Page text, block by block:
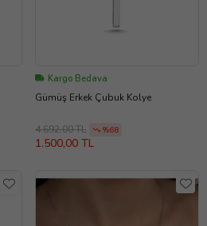
Kargo Bedava
Gümüş Erkek Çubuk Kolye
4.692,00 TL %68
1.500,00 TL